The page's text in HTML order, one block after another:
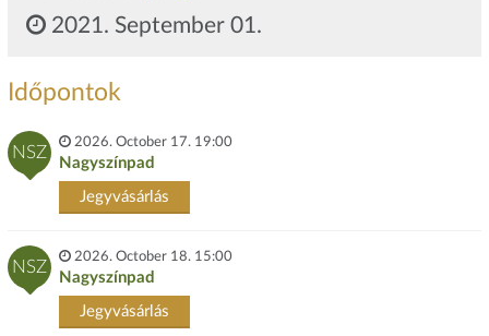
2021. September 01.
Időpontok
NSZ
2026. October 17. 19:00
Nagyszínpad
Jegyvásárlás
NSZ
2026. October 18. 15:00
Nagyszínpad
Jegyvásárlás